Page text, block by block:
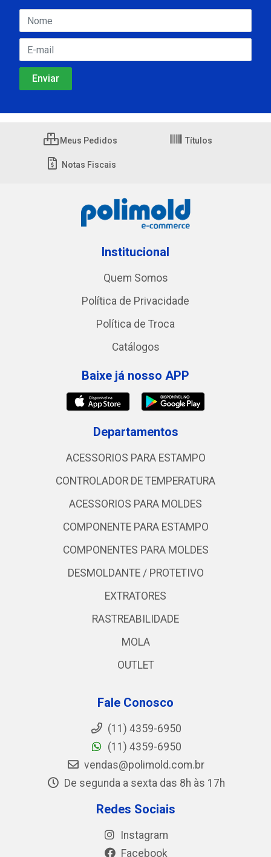
Meus Pedidos Títulos
Notas Fiscais
Institucional
Quem Somos
Política de Privacidade
Política de Troca
Catálogos
Baixe já nosso APP
Departamentos
ACESSORIOS PARA ESTAMPO
CONTROLADOR DE TEMPERATURA
ACESSORIOS PARA MOLDES
COMPONENTE PARA ESTAMPO
COMPONENTES PARA MOLDES
DESMOLDANTE / PROTETIVO
EXTRATORES
RASTREABILIDADE
MOLA
OUTLET
Fale Conosco
(11) 4359-6950
(11) 4359-6950
vendas@polimold.com.br
De segunda a sexta das 8h às 17h
Redes Sociais
Instagram
Facebook